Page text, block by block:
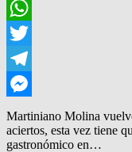
Facebook
WhatsApp
Twitter
Telegram
Messenger
Martiniano Molina
aciertos, esta vez tiene
gastronómico en…